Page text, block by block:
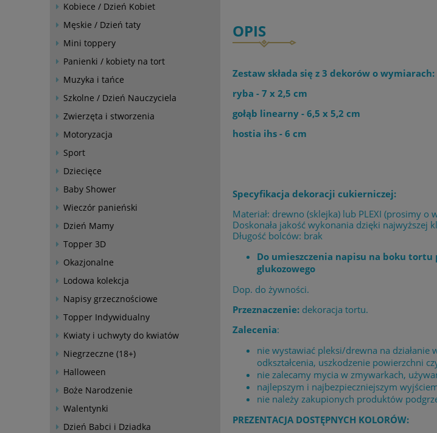
Kobiece / Dzień Kobiet
Męskie / Dzień taty
Mini toppery
Panienki / kobiety na tort
Muzyka i tańce
Szkolne / Dzień Nauczyciela
Zwierzęta i stworzenia
Motoryzacja
Sport
Dziecięce
Baby Shower
Wieczór panieński
Dzień Mamy
Topper 3D
Okazjonalne
Lodowa kolekcja
Napisy grzecznościowe
Topper Indywidualny
Kwiaty i uchwyty do kwiatów
Niegrzeczne (18+)
Halloween
Boże Narodzenie
Walentynki
Dzień Babci i Dziadka
OPIS
Zestaw składa się z 3 dekorów o wymiarach:
ryba - 7 x 2,5 cm
gołąb linearny - 6,5 x 5,2 cm
hostia ihs - 6 cm
Specyfikacja dekoracji cukierniczej:
Materiał: drewno (sklejka) lub PLEXI (prosimy o
Doskonała jakość wykonania dzięki najwyższej
Długość bolców: brak
Do umieszczenia napisu na boku
glukozowego
Dop. do żywności.
Przeznaczenie: dekoracja tortu.
Zalecenia:
nie wystawiać pleksi/drewna na
odkształcenia, uszkodzenie powierzchni
nie zalecamy mycia w zmywarkach,
najlepszym i najbezpieczniejszym
nie należy zakupionych produktów
PREZENTACJA DOSTĘPNYCH KOLORÓW: